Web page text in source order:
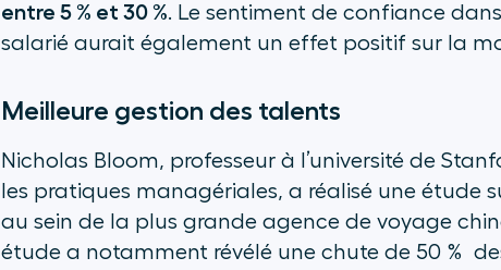
entre 5 % et 30 %. Le sentiment de confiance
salarié aurait également un effet positif sur la
Meilleure gestion des talents
Nicholas Bloom, professeur à l’université de
les pratiques managériales, a réalisé une étude
au sein de la plus grande agence de voyage
étude a notamment révélé une chute de 50 %